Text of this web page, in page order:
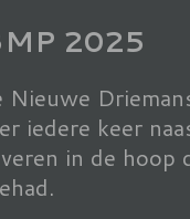
2025
iedere keer
in de